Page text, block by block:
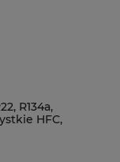
R134a,
HFC,